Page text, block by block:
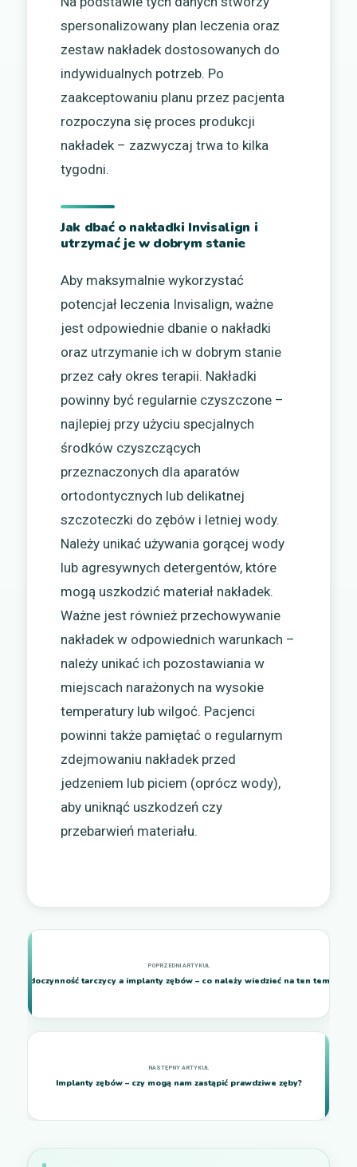
spersonalizowany plan leczenia oraz
zestaw nakładek dostosowanych do
indywidualnych potrzeb. Po
zaakceptowaniu planu przez pacjenta
rozpoczyna się proces produkcji
nakładek – zazwyczaj trwa to kilka
tygodni.
Jak dbać o nakładki Invisalign i
utrzymać je w dobrym stanie
Aby maksymalnie wykorzystać
potencjał leczenia Invisalign, ważne
jest odpowiednie dbanie o nakładki
oraz utrzymanie ich w dobrym stanie
przez cały okres terapii. Nakładki
powinny być regularnie czyszczone –
najlepiej przy użyciu specjalnych
środków czyszczących
przeznaczonych dla aparatów
ortodontycznych lub delikatnej
szczoteczki do zębów i letniej wody.
Należy unikać używania gorącej wody
lub agresywnych detergentów, które
mogą uszkodzić materiał nakładek.
Ważne jest również przechowywanie
nakładek w odpowiednich warunkach –
należy unikać ich pozostawiania w
miejscach narażonych na wysokie
temperatury lub wilgoć. Pacjenci
powinni także pamiętać o regularnym
zdejmowaniu nakładek przed
jedzeniem lub piciem (oprócz wody),
aby uniknąć uszkodzeń czy
przebarwień materiału.
Niedoczynność tarczycy a implanty zębów – co należy wiedzieć na ten temat?
Implanty zębów – czy mogą nam zastąpić prawdziwe zęby?